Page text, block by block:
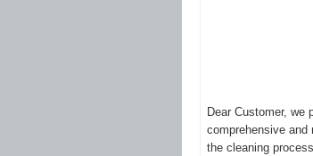
Dear Customer, we
comprehensive
the cleaning